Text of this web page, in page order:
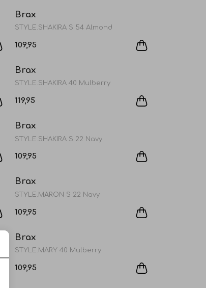
Brax
STYLE.SHAKIRA S 54 Almond
109,95
Brax
STYLE.SHAKIRA 40 Mulberry
119,95
Brax
STYLE.SHAKIRA S 22 Navy
109,95
Brax
STYLE.MARON S 22 Navy
109,95
Brax
STYLE.MARY 40 Mulberry
109,95